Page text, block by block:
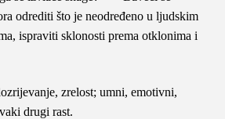
odrediti što je neodređeno u ljudskim
ispraviti sklonosti prema otklonima i
zrelost; umni, emotivni,
drugi rast.